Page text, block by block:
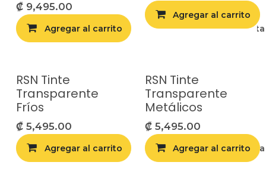
₡ 9,495.00
Agregar al carrito Agregar a la
Agregar al carrito
RSN Tinte
Transparente
Fríos
₡ 5,495.00
Agregar al carrito Agregar a la
RSN Tinte
Transparente
Metálicos
₡ 5,495.00
Agregar al carrito